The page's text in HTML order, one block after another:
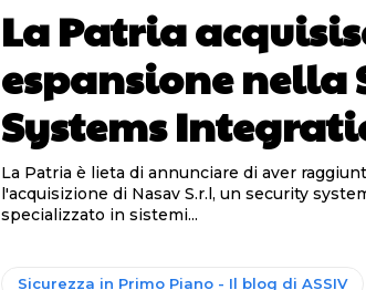
La Patria
espansione nella
Systems
La Patria è lieta di annunciare di aver
l'acquisizione di Nasav S.r.l, un security
specializzato in sistemi...
Sicurezza in Primo Piano - Il blog di ASSIV